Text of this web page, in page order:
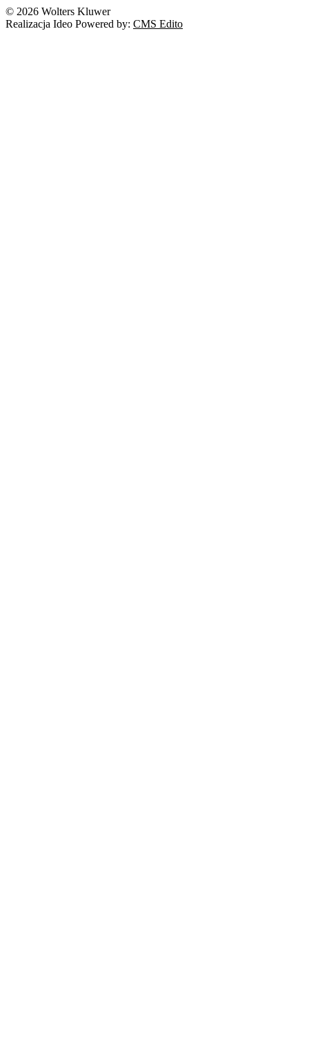
© 2026 Wolters Kluwer
Realizacja Ideo Powered by: CMS Edito